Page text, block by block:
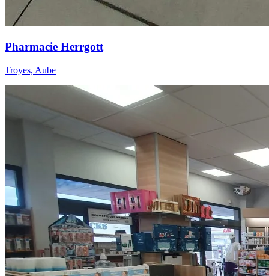
Pharmacie Herrgott
Troyes, Aube